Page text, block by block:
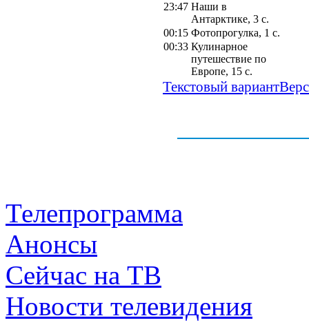
23:47 Наши в
Антарктике, 3 с.
00:15 Фотопрогулка, 1 с.
00:33 Кулинарное
путешествие по
Европе, 15 с.
Текстовый вариант
Телепрограмма
Анонсы
Сейчас на ТВ
Новости телевидения